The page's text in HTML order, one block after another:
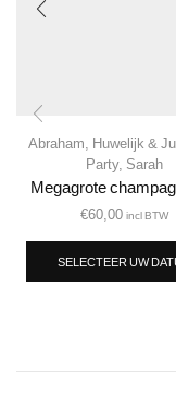
Abraham, Huwelijk &
Party, Sarah
Megagrote
€60,00 incl BTW
SELECTEER UW